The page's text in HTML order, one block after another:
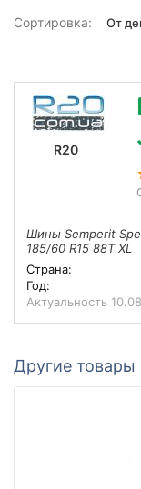
Сортировка:
R20
Шины Semperit
185/60 R15 88T XL
Страна:
Год:
Актуальность
Другие товары